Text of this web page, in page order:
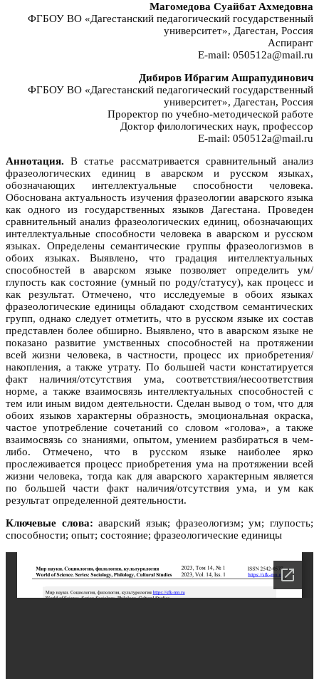
Магомедова Суайбат Ахмедовна
ФГБОУ ВО «Дагестанский педагогический государственный
университет», Дагестан, Россия
Аспирант
E-mail: 050512a@mail.ru
Дибиров Ибрагим Ашрапудинович
ФГБОУ ВО «Дагестанский педагогический государственный
университет», Дагестан, Россия
Проректор по учебно-методической работе
Доктор филологических наук, профессор
E-mail: 050512a@mail.ru
Аннотация. В статье рассматривается сравнительный анализ
фразеологических единиц в аварском и русском языках,
обозначающих интеллектуальные способности человека.
Обоснована актуальность изучения фразеологии аварского языка
как одного из государственных языков Дагестана. Проведен
сравнительный анализ фразеологических единиц, обозначающих
интеллектуальные способности человека в аварском и русском
языках. Определены семантические группы фразеологизмов в
обоих языках. Выявлено, что градация интеллектуальных
способностей в аварском языке позволяет определить ум/
глупость как состояние (умный по роду/статусу), как процесс и
как результат. Отмечено, что исследуемые в обоих языках
фразеологические единицы обладают сходством семантических
групп, однако следует отметить, что в русском языке их состав
представлен более обширно. Выявлено, что в аварском языке не
показано развитие умственных способностей на протяжении
всей жизни человека, в частности, процесс их приобретения/
накопления, а также утрату. По большей части констатируется
факт наличия/отсутствия ума, соответствия/несоответствия
норме, а также взаимосвязь интеллектуальных способностей с
тем или иным видом деятельности. Сделан вывод о том, что для
обоих языков характерны образность, эмоциональная окраска,
частое употребление сочетаний со словом «голова», а также
взаимосвязь со знаниями, опытом, умением разбираться в чем-
либо. Отмечено, что в русском языке наиболее ярко
прослеживается процесс приобретения ума на протяжении всей
жизни человека, тогда как для аварского характерным является
по большей части факт наличия/отсутствия ума, и ум как
результат определенной деятельности.
Ключевые слова: аварский язык; фразеологизм; ум; глупость;
способности; опыт; состояние; фразеологические единицы